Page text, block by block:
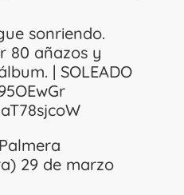
sonriendo.
80 añazos y
| SOLEADO
29 de marzo